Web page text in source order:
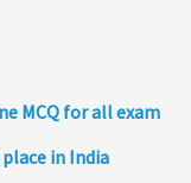
MCQ for all exam
in India